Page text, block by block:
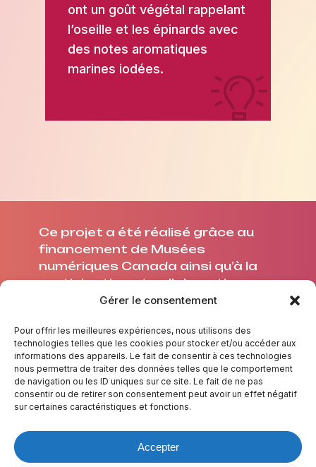
Gérer le consentement
Pour offrir les meilleures expériences, nous utilisons des
technologies telles que les cookies pour stocker et/ou accéder aux
informations des appareils. Le fait de consentir à ces technologies
nous permettra de traiter des données telles que le comportement
de navigation ou les ID uniques sur ce site. Le fait de ne pas
consentir ou de retirer son consentement peut avoir un effet négatif
sur certaines caractéristiques et fonctions.
Accepter
ont un goût végétal rappelant
l’oseille et les épinards avec
des notes aromatiques
marines iodées.
Ce projet a été réalisé grâce au
financement de Musées
numériques Canada ainsi qu’à la
participation et collaboration
avec l’Université Laval.
À PROPOS
CRÉDITS
NOUS JOINDRE
TESTE TES CONNAISSANCES